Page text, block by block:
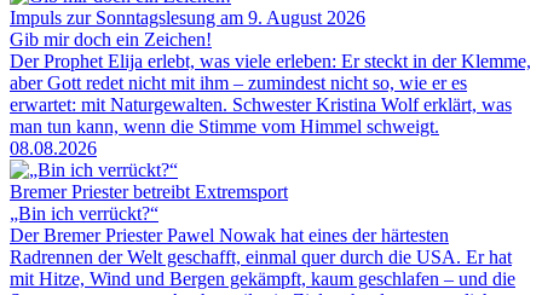
Impuls zur Sonntagslesung am 9. August 2026
Gib mir doch ein Zeichen!
Der Prophet Elija erlebt, was viele erleben: Er steckt in der Klemme,
aber Gott redet nicht mit ihm – zumindest nicht so, wie er es
erwartet: mit Naturgewalten. Schwester Kristina Wolf erklärt, was
man tun kann, wenn die Stimme vom Himmel schweigt.
08.08.2026
Bremer Priester betreibt Extremsport
„Bin ich verrückt?“
Der Bremer Priester Pawel Nowak hat eines der härtesten
Radrennen der Welt geschafft, einmal quer durch die USA. Er hat
mit Hitze, Wind und Bergen gekämpft, kaum geschlafen – und die